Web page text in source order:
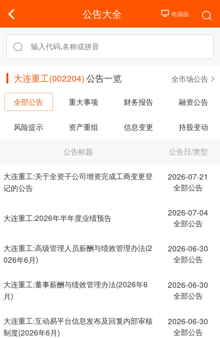
公告大全
大连重工(002204) 公告一览 全市场公告
全部公告 重大事项 财务报告 融资公告
风险提示 资产重组 信息变更 持股变动
公告标题 公告日/类型
大连重工:关于全资子公司增资完成工商变更登
记的公告
2026-07-21
全部公告
大连重工:2026年半年度业绩预告
2026-07-04
全部公告
大连重工:高级管理人员薪酬与绩效管理办法(2
026年6月)
2026-06-30
全部公告
大连重工:董事薪酬与绩效管理办法(2026年6
月)
2026-06-30
全部公告
大连重工:互动易平台信息发布及回复内部审核
制度(2026年6月)
2026-06-30
全部公告